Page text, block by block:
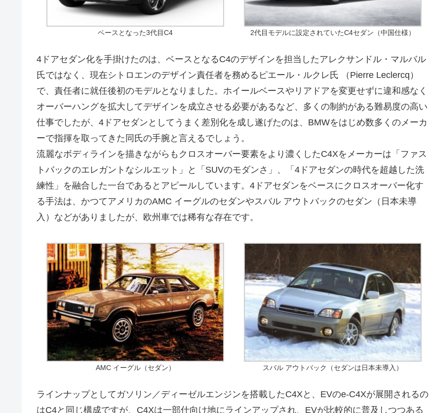
ベースとなった3代目C4 2代目モデルに設定されていたC4セダン（中国仕様）
4ドアセダン化を手掛けたのは、ベースとなるC4のデザインを担当したアレクサンドル・マルバル
氏ではなく、現在シトロエンのデザイン責任者を務めるピエール・ルクレ氏 （Pierre Leclercq）
で、責任者に就任後初のモデルとなりました。ホイールベースやリアドアを変更せずに違和感なく
オーバーハングを拡大してデザインを成立させる必要があるなど、多くの制約がある難易度の高い
仕事でしたが、4ドアセダンとしてうまく差別化を成し遂げたのは、BMWをはじめ数多くのメーカ
ーで指揮を取ってきた同氏の手腕と言えるでしょう。
流麗なボディラインを描きながらもクロスオーバー要素をより濃くしたC4Xをメーカーは「ファス
トバックのエレガントなシルエット」と「SUVのモダンさ」、「4ドアセダンの時代を超越した洗
練性」を融合した一台であるとアピールしています。4ドアセダンをベースにクロスオーバー化す
る手法は、かつてアメリカのAMC イーグルのセダンやスバル アウトバックのセダン（日本未導
入）などがありましたが、欧州車では稀有な存在です。
AMC イーグル（セダン） スバル アウトバック（セダンは日本未導入）
ラインナップとしてガソリン／ディーゼルエンジンを搭載したC4Xと、EVのe-C4Xが展開されるの
はC4と同じ構成ですが、C4Xは一部仕向け地にラインアップされ、EVが比較的に普及しつつある